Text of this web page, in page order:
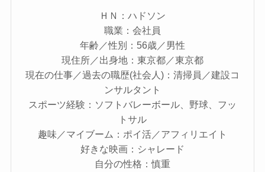
ＨＮ：ハドソン
職業：会社員
年齢／性別：56歳／男性
現住所／出身地：東京都／東京都
現在の仕事／過去の職歴(社会人)：清掃員／建設コ
ンサルタント
スポーツ経験：ソフトバレーボール、野球、フッ
トサル
趣味／マイブーム：ポイ活／アフィリエイト
好きな映画：シャレード
自分の性格：慎重